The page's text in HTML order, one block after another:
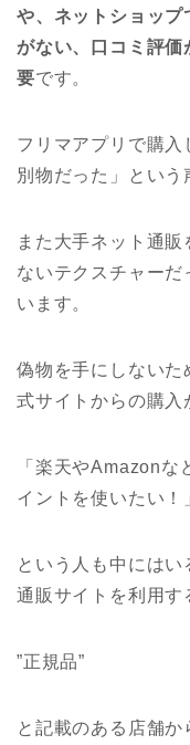
や、ネットショップ
がない、口コミ評
要です。
フリマアプリで購
別物だった」という
また大手ネット通
ないテクスチャーだ
います。
偽物を手にしない
式サイトからの購入
「楽天やAmazon
イントを使いたい！
という人も中には
通販サイトを利用す
”正規品”
と記載のある店舗